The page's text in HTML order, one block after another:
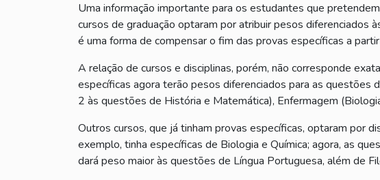
Uma informação importante para os estudantes que
cursos de graduação optaram por atribuir pesos diferenciados
é uma forma de compensar o fim das provas específicas a
A relação de cursos e disciplinas, porém, não corresponde
específicas agora terão pesos diferenciados para as questões
2 às questões de História e Matemática), Enfermagem
Outros cursos, que já tinham provas específicas, optaram por
exemplo, tinha específicas de Biologia e Química; agora, as
dará peso maior às questões de Língua Portuguesa, além de